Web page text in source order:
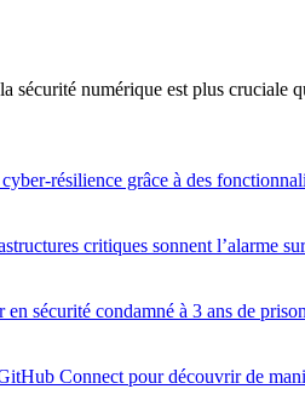
sécurité numérique est plus cruciale
résilience grâce à des
critiques sonnent l’alarme
en sécurité condamné à 3 ans de
Connect pour découvrir de